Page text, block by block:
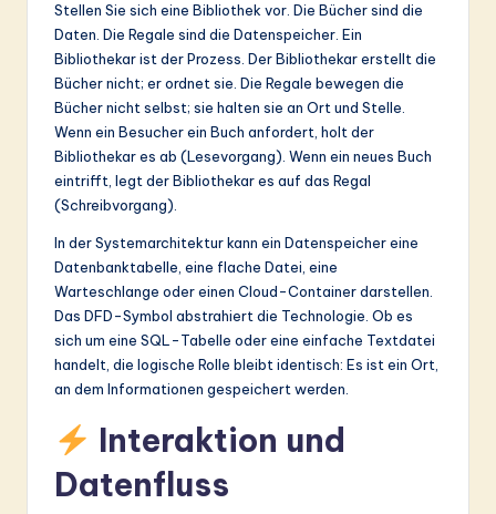
Stellen Sie sich eine Bibliothek vor. Die Bücher sind die
Daten. Die Regale sind die Datenspeicher. Ein
Bibliothekar ist der Prozess. Der Bibliothekar erstellt die
Bücher nicht; er ordnet sie. Die Regale bewegen die
Bücher nicht selbst; sie halten sie an Ort und Stelle.
Wenn ein Besucher ein Buch anfordert, holt der
Bibliothekar es ab (Lesevorgang). Wenn ein neues Buch
eintrifft, legt der Bibliothekar es auf das Regal
(Schreibvorgang).
In der Systemarchitektur kann ein Datenspeicher eine
Datenbanktabelle, eine flache Datei, eine
Warteschlange oder einen Cloud-Container darstellen.
Das DFD-Symbol abstrahiert die Technologie. Ob es
sich um eine SQL-Tabelle oder eine einfache Textdatei
handelt, die logische Rolle bleibt identisch: Es ist ein Ort,
an dem Informationen gespeichert werden.
Interaktion und
Datenfluss